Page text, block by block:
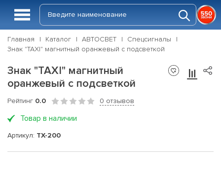
Главная Каталог АВТОСВЕТ
Спецсигналы
Знак "TAXI" магнитный оранжевый с подсветкой
Знак "TAXI" магнитный
оранжевый с подсветкой
Рейтинг 0.0 0 отзывов
Товар в наличии
Артикул: ТХ-200